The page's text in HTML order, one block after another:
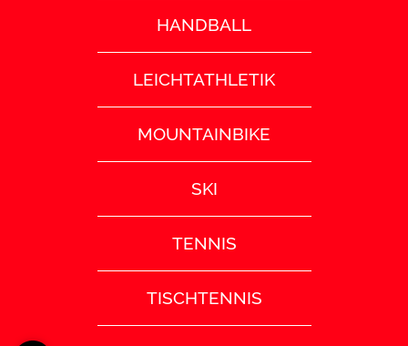
HANDBALL
LEICHTATHLETIK
MOUNTAINBIKE
SKI
TENNIS
TISCHTENNIS